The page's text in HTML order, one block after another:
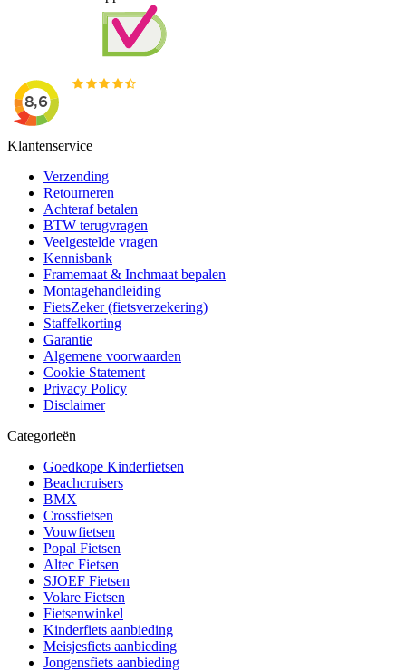
Klantenservice
Verzending
Retourneren
Achteraf betalen
BTW terugvragen
Veelgestelde vragen
Kennisbank
Framemaat & Inchmaat bepalen
Montagehandleiding
FietsZeker (fietsverzekering)
Staffelkorting
Garantie
Algemene voorwaarden
Cookie Statement
Privacy Policy
Disclaimer
Categorieën
Goedkope Kinderfietsen
Beachcruisers
BMX
Crossfietsen
Vouwfietsen
Popal Fietsen
Altec Fietsen
SJOEF Fietsen
Volare Fietsen
Fietsenwinkel
Kinderfiets aanbieding
Meisjesfiets aanbieding
Jongensfiets aanbieding